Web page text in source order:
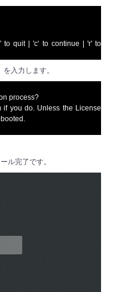
quit | 'c' to continue |
'r' to
入力します。
process?
if you do. Unless the License
ル完了です。